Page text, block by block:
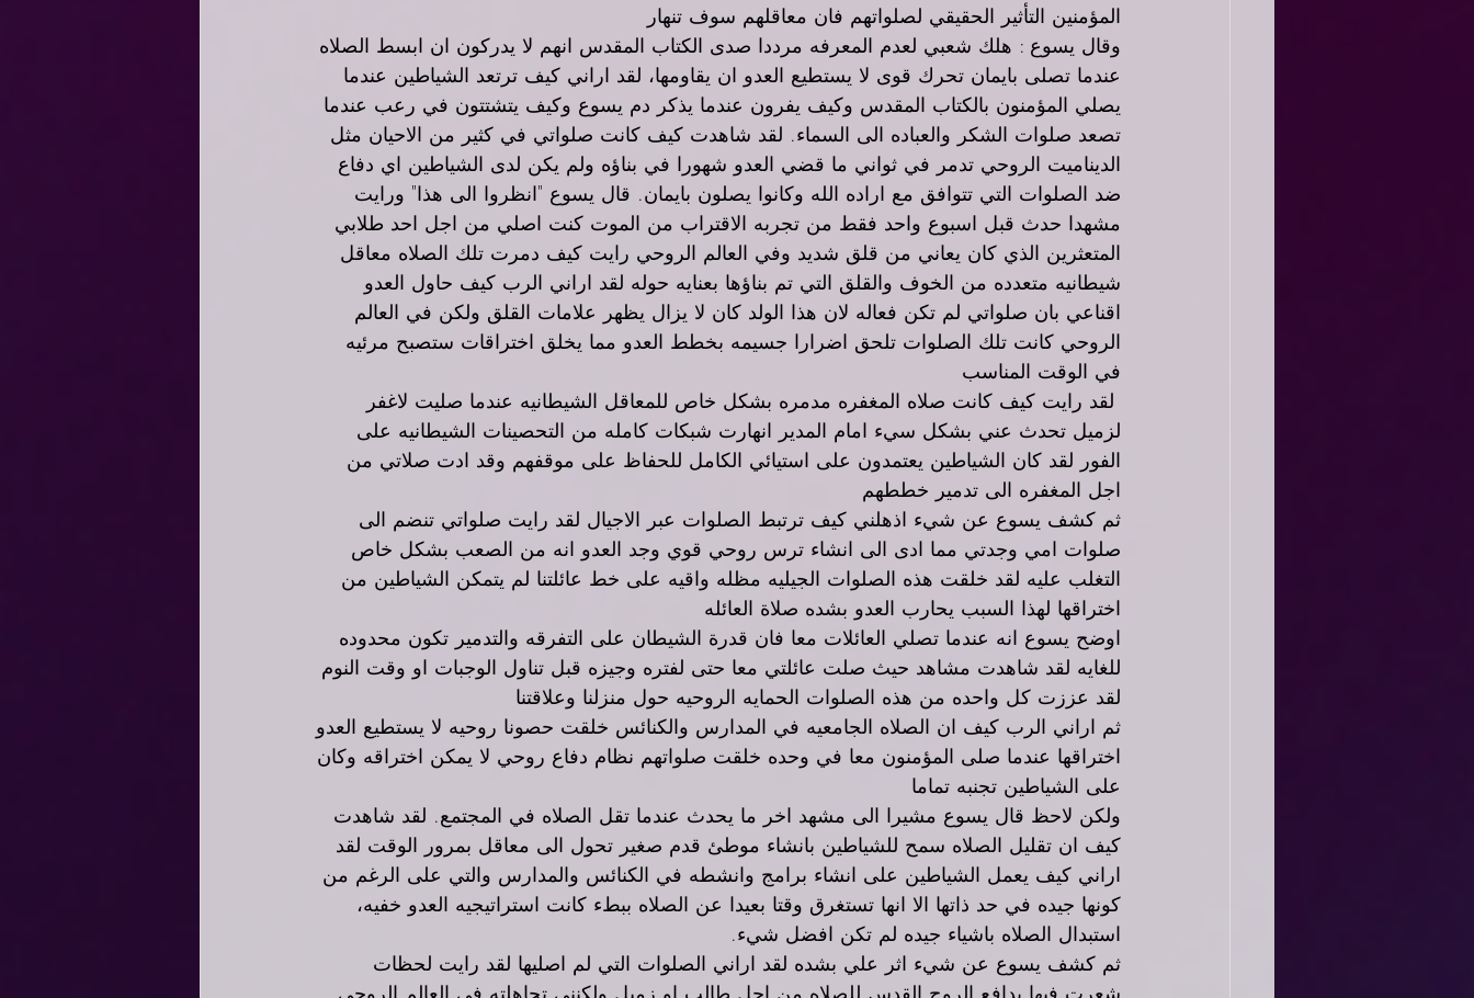
المؤمنين التأثير الحقيقي لصلواتهم فان معاقلهم سوف تنهار
وقال يسوع : هلك شعبي لعدم المعرفه مرددا صدى الكتاب المقدس انهم لا يدركون ان ابسط الصلاه
عندما تصلى بايمان تحرك قوى لا يستطيع العدو ان يقاومها، لقد اراني كيف ترتعد الشياطين عندما
يصلي المؤمنون بالكتاب المقدس وكيف يفرون عندما يذكر دم يسوع وكيف يتشتتون في رعب عندما
تصعد صلوات الشكر والعباده الى السماء. لقد شاهدت كيف كانت صلواتي في كثير من الاحيان مثل
الديناميت الروحي تدمر في ثواني ما قضي العدو شهورا في بناؤه ولم يكن لدى الشياطين اي دفاع
ضد الصلوات التي تتوافق مع اراده الله وكانوا يصلون بايمان. قال يسوع "انظروا الى هذا" ورايت
مشهدا حدث قبل اسبوع واحد فقط من تجربه الاقتراب من الموت كنت اصلي من اجل احد طلابي
المتعثرين الذي كان يعاني من قلق شديد وفي العالم الروحي رايت كيف دمرت تلك الصلاه معاقل
شيطانيه متعدده من الخوف والقلق التي تم بناؤها بعنايه حوله لقد اراني الرب كيف حاول العدو
اقناعي بان صلواتي لم تكن فعاله لان هذا الولد كان لا يزال يظهر علامات القلق ولكن في العالم
الروحي كانت تلك الصلوات تلحق اضرارا جسيمه بخطط العدو مما يخلق اختراقات ستصبح مرئيه
في الوقت المناسب
لقد رايت كيف كانت صلاه المغفره مدمره بشكل خاص للمعاقل الشيطانيه عندما صليت لاغفر
لزميل تحدث عني بشكل سيء امام المدير انهارت شبكات كامله من التحصينات الشيطانيه على
الفور لقد كان الشياطين يعتمدون على استيائي الكامل للحفاظ على موقفهم وقد ادت صلاتي من
اجل المغفره الى تدمير خططهم
ثم كشف يسوع عن شيء اذهلني كيف ترتبط الصلوات عبر الاجيال لقد رايت صلواتي تنضم الى
صلوات امي وجدتي مما ادى الى انشاء ترس روحي قوي وجد العدو انه من الصعب بشكل خاص
التغلب عليه لقد خلقت هذه الصلوات الجيليه مظله واقيه على خط عائلتنا لم يتمكن الشياطين من
اختراقها لهذا السبب يحارب العدو بشده صلاة العائله
اوضح يسوع انه عندما تصلي العائلات معا فان قدرة الشيطان على التفرقه والتدمير تكون محدوده
للغايه لقد شاهدت مشاهد حيث صلت عائلتي معا حتى لفتره وجيزه قبل تناول الوجبات او وقت النوم
لقد عززت كل واحده من هذه الصلوات الحمايه الروحيه حول منزلنا وعلاقتنا
ثم اراني الرب كيف ان الصلاه الجامعيه في المدارس والكنائس خلقت حصونا روحيه لا يستطيع العدو
اختراقها عندما صلى المؤمنون معا في وحده خلقت صلواتهم نظام دفاع روحي لا يمكن اختراقه وكان
على الشياطين تجنبه تماما
ولكن لاحظ قال يسوع مشيرا الى مشهد اخر ما يحدث عندما تقل الصلاه في المجتمع. لقد شاهدت
كيف ان تقليل الصلاه سمح للشياطين بانشاء موطئ قدم صغير تحول الى معاقل بمرور الوقت لقد
اراني كيف يعمل الشياطين على انشاء برامج وانشطه في الكنائس والمدارس والتي على الرغم من
كونها جيده في حد ذاتها الا انها تستغرق وقتا بعيدا عن الصلاه ببطء كانت استراتيجيه العدو خفيه،
استبدال الصلاه باشياء جيده لم تكن افضل شيء.
ثم كشف يسوع عن شيء اثر علي بشده لقد اراني الصلوات التي لم اصليها لقد رايت لحظات
شعرت فيها بدافع الروح القدس للصلاه من اجل طالب او زميل ولكنني تجاهلته في العالم الروحي